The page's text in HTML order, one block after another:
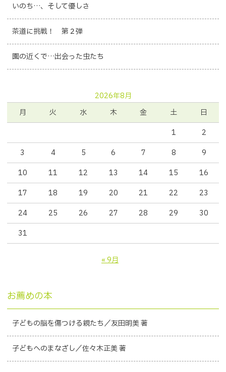
いのち…、そして優しさ
茶道に挑戦！ 第２弾
園の近くで…出会った虫たち
2026年8月
月
火 水 木 金 土
日
1
2
3
4 5 6 7 8
9
10
11 12 13 14 15
16
17
18 19 20 21 22
23
24
25 26 27 28 29
30
31
« 9月
お薦めの本
子どもの脳を傷つける親たち／友田明美 著
子どもへのまなざし／佐々木正美 著